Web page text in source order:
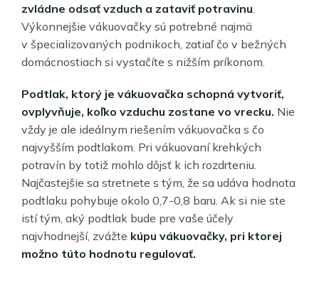
zvládne odsať vzduch a zataviť potravinu
Výkonnejšie vákuovačky sú potrebné najmä
v špecializovaných podnikoch, zatiaľ čo v bežných
domácnostiach si vystačíte s nižším príkonom.
Podtlak, ktorý je vákuovačka schopná vytvoriť,
ovplyvňuje, koľko vzduchu zostane vo vrecku. Nie
vždy je ale ideálnym riešením vákuovačka s čo
najvyšším podtlakom. Pri vákuovaní krehkých
potravín by totiž mohlo dôjsť k ich rozdrteniu.
Najčastejšie sa stretnete s tým, že sa udáva hodnota
podtlaku pohybuje okolo 0,7-0,8 baru. Ak si nie ste
istí tým, aký podtlak bude pre vaše účely
najvhodnejší, zvážte kúpu vákuovačky, pri ktorej
možno túto hodnotu regulovať.